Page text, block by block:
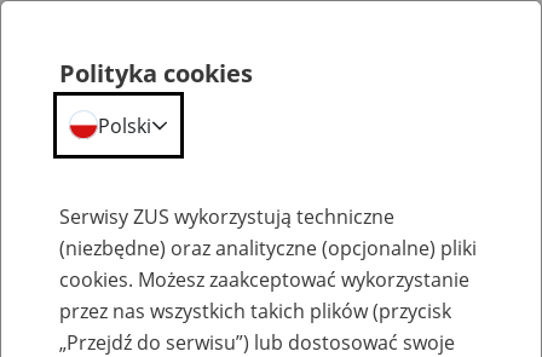
Szkolenia
Polityka cookies
Polski
Serwisy ZUS wykorzystują techniczne
(niezbędne) oraz analityczne (opcjonalne) pliki
cookies. Możesz zaakceptować wykorzystanie
przez nas wszystkich takich plików (przycisk
„Przejdź do serwisu”) lub dostosować swoje